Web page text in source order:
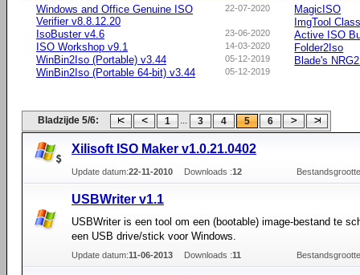
22-07-2020
Windows and Office Genuine ISO
Verifier v8.8.12.20
23-06-2020
IsoBuster v4.6
14-03-2020
ISO Workshop v9.1
05-12-2019
WinBin2Iso (Portable) v3.44
05-12-2019
WinBin2Iso (Portable 64-bit) v3.44
MagicISO
ImgTool
Active ISO
Folder2Iso
Blade's
Bladzijde 5/6: 1 ... 3 4 5 6
Xilisoft ISO Maker v1.0.21.0402
Update datum:22-11-2010 Downloads :12
USBWriter v1.1
USBWriter is een tool om een (bootable) image-bestand te
een USB drive/stick voor Windows.
Update datum:11-06-2013 Downloads :11